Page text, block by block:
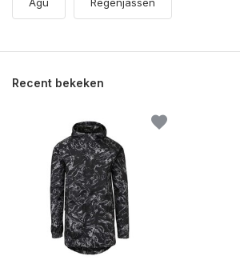
Recent bekeken